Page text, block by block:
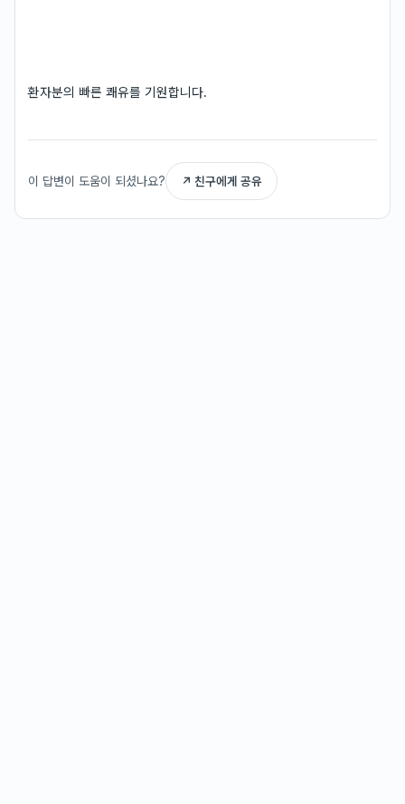
환자분의 빠른 쾌유를 기원합니다.
이 답변이 도움이 되셨나요? ↗ 친구에게 공유